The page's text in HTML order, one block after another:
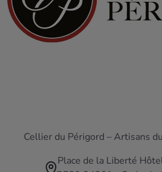
Cellier du Périgord – Artisans
Place de la Liberté